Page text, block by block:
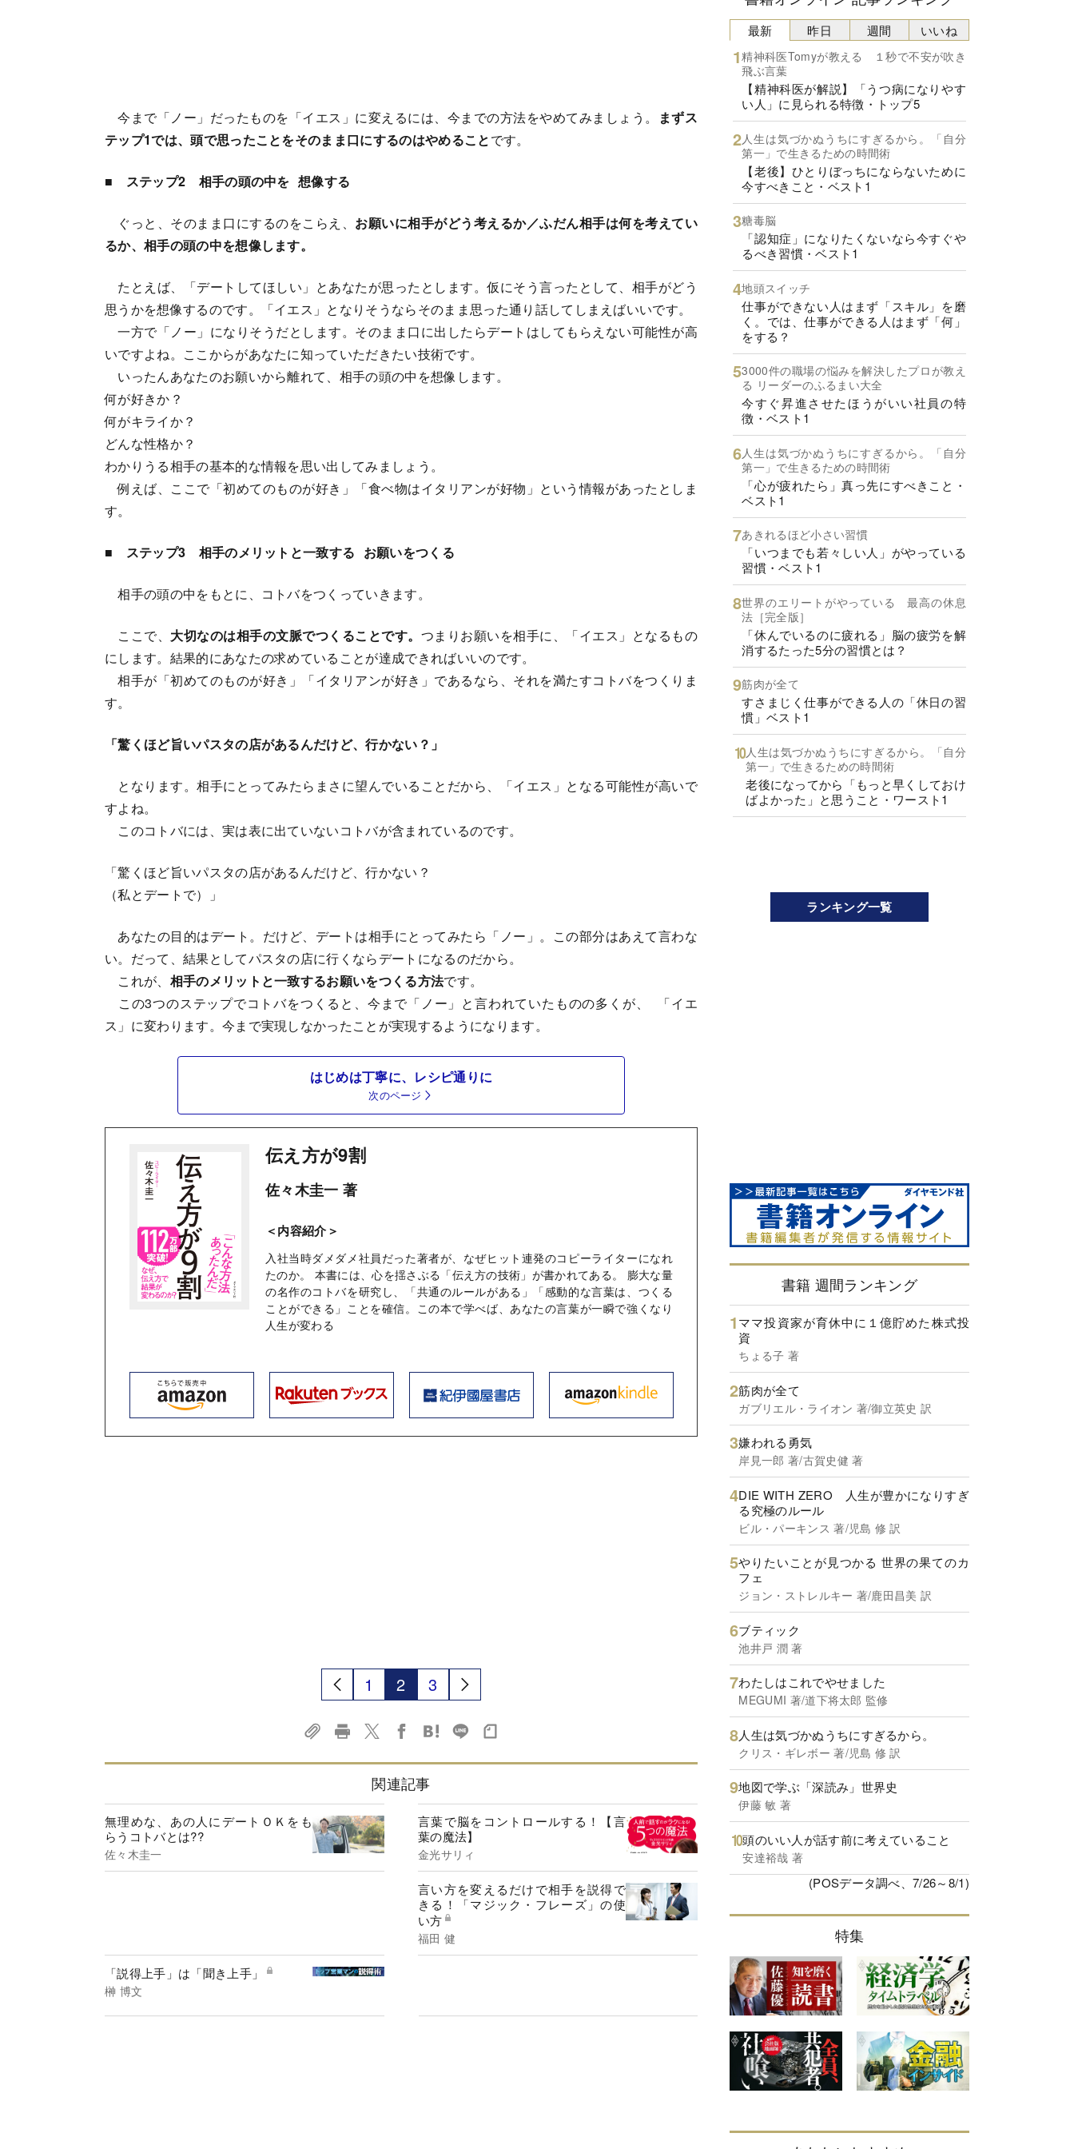
今まで「ノー」だったものを「イエス」に変えるには、今までの方法をやめてみましょう。
まずス
テップ1では、頭で思ったことをそのまま口にするのはやめることです。
■ ステップ2 相手の頭の中を 想像する
ぐっと、そのまま口にするのをこらえ、 お願いに相手がどう考えるか／ふだん相手は何を考えてい
るか、相手の頭の中を想像します。
たとえば、「デートしてほしい」とあなたが思ったとします。仮にそう言ったとして、相手がどう
思うかを想像するのです。「イエス」となりそうならそのまま思った通り話してしまえばいいです。
一方で「ノー」になりそうだとします。そのまま口に出したらデートはしてもらえない可能性が高
いですよね。ここからがあなたに知っていただきたい技術です。
いったんあなたのお願いから離れて、相手の頭の中を想像します。
何が好きか？
何がキライか？
どんな性格か？
わかりうる相手の基本的な情報を思い出してみましょう。
例えば、ここで「初めてのものが好き」「食べ物はイタリアンが好物」という情報があったとしま
す。
■ ステップ3 相手のメリットと一致する お願いをつくる
相手の頭の中をもとに、コトバをつくっていきます。
ここで、 大切なのは相手の文脈でつくることです。 つまりお願いを相手に、「イエス」となるもの
にします。結果的にあなたの求めていることが達成できればいいのです。
相手が「初めてのものが好き」「イタリアンが好き」であるなら、それを満たすコトバをつくりま
す。
「驚くほど旨いパスタの店があるんだけど、行かない？」
となります。相手にとってみたらまさに望んでいることだから、「イエス」となる可能性が高いで
すよね。
このコトバには、実は表に出ていないコトバが含まれているのです。
「驚くほど旨いパスタの店があるんだけど、行かない？
（私とデートで）」
あなたの目的はデート。だけど、デートは相手にとってみたら「ノー」。この部分はあえて言わな
い。だって、結果としてパスタの店に行くならデートになるのだから。
これが、 相手のメリットと一致するお願いをつくる方法です。
この3つのステップでコトバをつくると、今まで「ノー」と言われていたものの多くが、 「イエ
ス」に変わります。今まで実現しなかったことが実現するようになります。
はじめは丁寧に、レシピ通りに
次のページ
伝え方が9割
佐々木圭一 著
＜内容紹介＞
入社当時ダメダメ社員だった著者が、なぜヒット連発のコピーライターになれ
たのか。 本書には、心を揺さぶる「伝え方の技術」が書かれてある。 膨大な量
の名作のコトバを研究し、「共通のルールがある」「感動的な言葉は、つくる
ことができる」ことを確信。この本で学べば、あなたの言葉が一瞬で強くなり
人生が変わる
1 2 3
関連記事
無理めな、あの人にデートＯＫをも
らうコトバとは??
佐々木圭一
言葉で脳をコントロールする！【言
葉の魔法】
金光サリィ
言い方を変えるだけで相手を説得で
きる！「マジック・フレーズ」の使
い方
福田 健
「説得上手」は「聞き上手」
榊 博文
最新
精神科医Tomyが教える １秒で不安が吹き
飛ぶ言葉
【精神科医が解説】「うつ病になりやす
い人」に見られる特徴・トップ5
人生は気づかぬうちにすぎるから。「自分
第一」で生きるための時間術
【老後】ひとりぼっちにならないために
今すべきこと・ベスト1
糖毒脳
「認知症」になりたくないなら今すぐや
るべき習慣・ベスト1
地頭スイッチ
仕事ができない人はまず「スキル」を磨
く。では、仕事ができる人はまず「何」
をする？
3000件の職場の悩みを解決したプロが教え
る リーダーのふるまい大全
今すぐ昇進させたほうがいい社員の特
徴・ベスト1
人生は気づかぬうちにすぎるから。「自分
第一」で生きるための時間術
「心が疲れたら」真っ先にすべきこと・
ベスト1
あきれるほど小さい習慣
「いつまでも若々しい人」がやっている
習慣・ベスト1
世界のエリートがやっている 最高の休息
法［完全版］
「休んでいるのに疲れる」脳の疲労を解
消するたった5分の習慣とは？
筋肉が全て
すさまじく仕事ができる人の「休日の習
慣」ベスト1
人生は気づかぬうちにすぎるから。「自分
第一」で生きるための時間術
老後になってから「もっと早くしておけ
ばよかった」と思うこと・ワースト1
昨日 週間 いいね
ランキング一覧
書籍 週間ランキング
ママ投資家が育休中に１億貯めた株式投
資
ちょる子 著
筋肉が全て
ガブリエル・ライオン 著/御立英史 訳
嫌われる勇気
岸見一郎 著/古賀史健 著
DIE WITH ZERO 人生が豊かになりすぎ
る究極のルール
ビル・パーキンス 著/児島 修 訳
やりたいことが見つかる 世界の果てのカ
フェ
ジョン・ストレルキー 著/鹿田昌美 訳
ブティック
池井戸 潤 著
わたしはこれでやせました
MEGUMI 著/道下将太郎 監修
人生は気づかぬうちにすぎるから。
クリス・ギレボー 著/児島 修 訳
地図で学ぶ「深読み」世界史
伊藤 敏 著
頭のいい人が話す前に考えていること
安達裕哉 著
(POSデータ調べ、7/26～8/1)
特集